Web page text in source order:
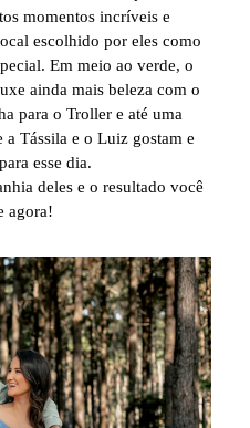
momentos incríveis e
escolhido por eles como
Em meio ao verde, o
ainda mais beleza com o
para o Troller e até uma
Tássila e o Luiz gostam e
esse dia.
deles e o resultado você
agora!